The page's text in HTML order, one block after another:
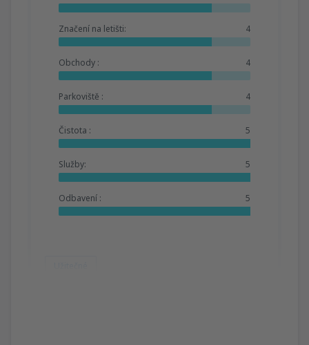
Značení na letišti: 4
Obchody : 4
Parkoviště : 4
Čistota : 5
Služby: 5
Odbavení : 5